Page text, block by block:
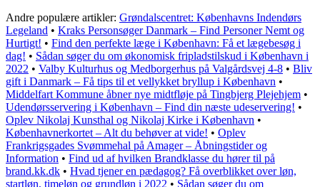
Andre populære artikler: Grøndalscentret: Københavns Indendørs
Legeland • Kraks Personsøger Danmark – Find Personer Nemt og
Hurtigt! • Find den perfekte læge i København: Få et lægebesøg i
dag! • Sådan søger du om økonomisk fripladstilskud i København i
2022 • Valby Kulturhus og Medborgerhus på Valgårdsvej 4-8 • Bliv
gift i Danmark – Få tips til et vellykket bryllup i København •
Middelfart Kommune åbner nye midtfløje på Tingbjerg Plejehjem •
Udendørsservering i København – Find din næste udeservering! •
Oplev Nikolaj Kunsthal og Nikolaj Kirke i København •
Københavnerkortet – Alt du behøver at vide! • Oplev
Frankrigsgades Svømmehal på Amager – Åbningstider og
Information • Find ud af hvilken Brandklasse du hører til på
brand.kk.dk • Hvad tjener en pædagog? Få overblikket over løn,
startløn, timeløn og grundløn i 2022 • Sådan søger du om